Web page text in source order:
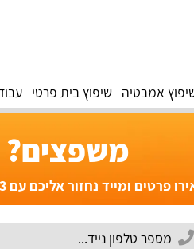
אמבטיה שיפוץ בית פרטי
ומייד נחזור אליכם עם 3 הצעות מחיר משתלמות במיוחד!